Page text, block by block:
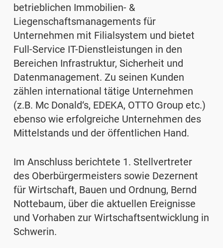
betrieblichen Immobilien- &
Liegenschaftsmanagements für
Unternehmen mit Filialsystem und bietet
Full-Service IT-Dienstleistungen in den
Bereichen Infrastruktur, Sicherheit und
Datenmanagement. Zu seinen Kunden
zählen international tätige Unternehmen
(z.B. Mc Donald‘s, EDEKA, OTTO Group etc.)
ebenso wie erfolgreiche Unternehmen des
Mittelstands und der öffentlichen Hand.
Im Anschluss berichtete 1. Stellvertreter
des Oberbürgermeisters sowie Dezernent
für Wirtschaft, Bauen und Ordnung, Bernd
Nottebaum, über die aktuellen Ereignisse
und Vorhaben zur Wirtschaftsentwicklung in
Schwerin.